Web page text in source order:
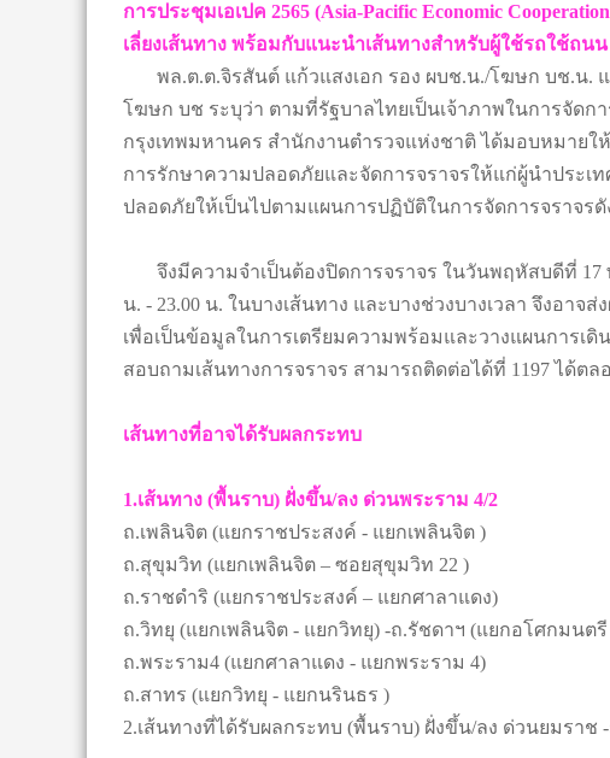
การประชุมเอเปค 2565 (Asia-Pacific Economic
เลี่ยงเส้นทาง พร้อมกับแนะนำเส้นทางสำหรับผู้ใช้รถใช้ถน
พล.ต.ต.จิรสันต์ แก้วแสงเอก รอง ผบช.น./โฆษก บช.น.
โฆษก บช ระบุว่า ตามที่รัฐบาลไทยเป็นเจ้าภาพในการจัดก
กรุงเทพมหานคร สำนักงานตำรวจแห่งชาติ ได้มอบหมาย
การรักษาความปลอดภัยและจัดการจราจรให้แก่ผู้นำประเ
ปลอดภัยให้เป็นไปตามแผนการปฏิบัติในการจัดการจราจรดั
จึงมีความจำเป็นต้องปิดการจราจร ในวันพฤหัสบดีที่ 17 พ.
น. - 23.00 น. ในบางเส้นทาง และบางช่วงบางเวลา จึงอา
เพื่อเป็นข้อมูลในการเตรียมความพร้อมและวางแผนการเ
สอบถามเส้นทางการจราจร สามารถติดต่อได้ที่ 1197 ได้ตล
เส้นทางที่อาจได้รับผลกระทบ
1.เส้นทาง (พื้นราบ) ฝั่งขึ้น/ลง ด่วนพระราม 4/2
ถ.เพลินจิต (แยกราชประสงค์ - แยกเพลินจิต )
ถ.สุขุมวิท (แยกเพลินจิต – ซอยสุขุมวิท 22 )
ถ.ราชดำริ (แยกราชประสงค์ – แยกศาลาแดง)
ถ.วิทยุ (แยกเพลินจิต - แยกวิทยุ) -ถ.รัชดาฯ (แยกอโศกมนต
ถ.พระราม4 (แยกศาลาแดง - แยกพระราม 4)
ถ.สาทร (แยกวิทยุ - แยกนรินธร )
2.เส้นทางที่ได้รับผลกระทบ (พื้นราบ) ฝั่งขึ้น/ลง ด่วนยมราช